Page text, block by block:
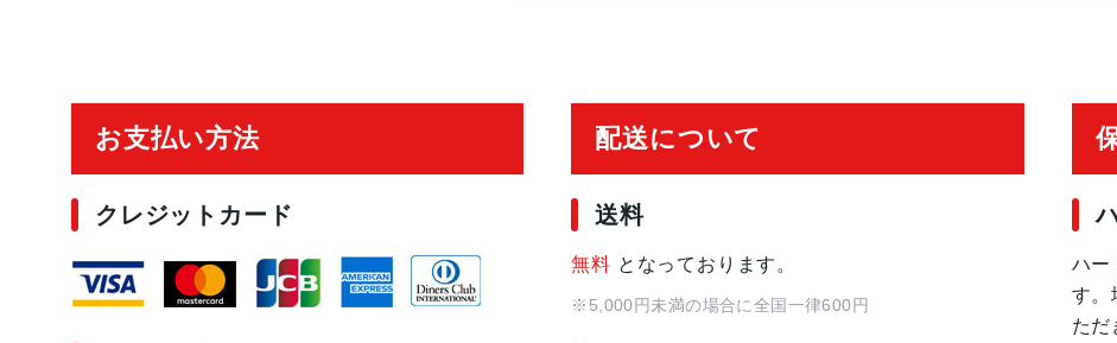
対応端末
カラー
チャコールグレイ
ライトバイオレット
お支払い方法
クレジットカード
配送について
送料
無料 となっております。
※5,000円未満の場合に全国一律600円
ハー
す。
ただ